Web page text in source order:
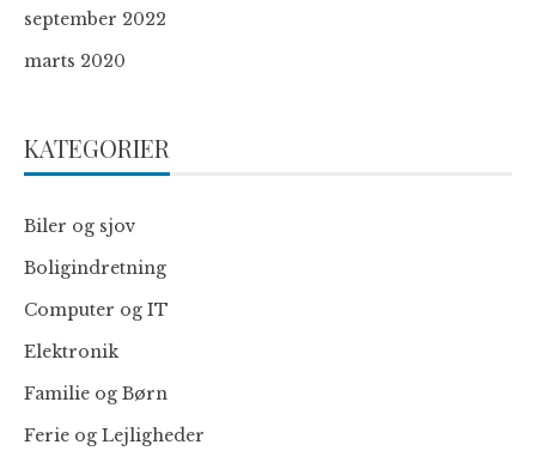
september 2022
marts 2020
KATEGORIER
Biler og sjov
Boligindretning
Computer og IT
Elektronik
Familie og Børn
Ferie og Lejligheder